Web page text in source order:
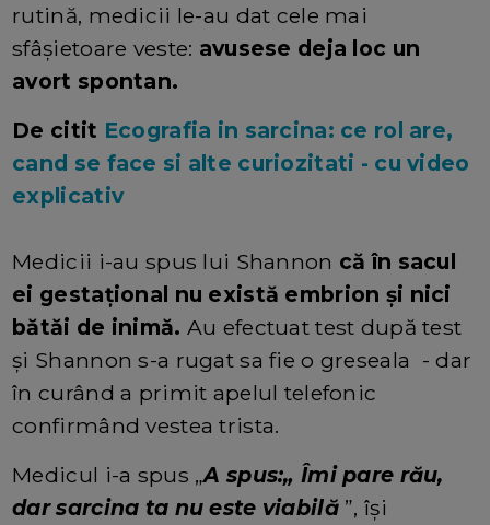
rutină, medicii le-au dat cele mai
sfâșietoare veste: avusese deja loc un
avort spontan.
De citit Ecografia in sarcina: ce rol are,
cand se face si alte curiozitati - cu video
explicativ
Medicii i-au spus lui Shannon că în sacul
ei gestațional nu există embrion și nici
bătăi de inimă. Au efectuat test după test
și Shannon s-a rugat sa fie o greseala - dar
în curând a primit apelul telefonic
confirmând vestea trista.
Medicul i-a spus „A spus:„ Îmi pare rău,
dar sarcina ta nu este viabilă”, își